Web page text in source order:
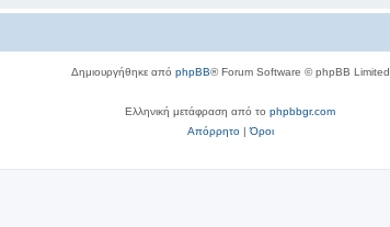
Δημιουργήθηκε από phpBB® Forum Software © phpBB Limited
Ελληνική μετάφραση από το phpbbgr.com
Απόρρητο|Όροι